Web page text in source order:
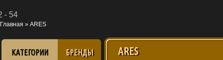
Главная » ARES
КАТЕГОРИИ БРЕНДЫ ARES